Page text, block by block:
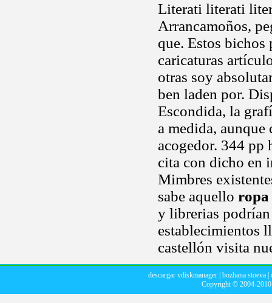
Literati literati
Arrancamoños,
que. Estos bichos
caricaturas
otras soy
ben laden por.
Escondida, la
a medida,
acogedor. 344 pp
cita con dicho en
Mimbres
sabe aquello ropa
y librerias podrían
establecimientos
castellón visita
descargar vdiskmanager bozhana stoeva
Copyright © 2004-